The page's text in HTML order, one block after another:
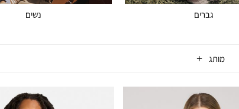
גברים נשים
מותג